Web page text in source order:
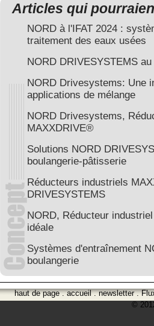
Articles qui
NORD à l'IFAT 2024 :
traitement des eaux usées
NORD DRIVESYSTEMS
NORD Drivesystems: Une
applications de mélange
NORD Drivesystems,
MAXXDRIVE®
Solutions NORD
boulangerie-pâtisserie
Réducteurs industriels
DRIVESYSTEMS
NORD, Réducteur
idéale
Systèmes d'entraînement
boulangerie
haut de page.accueil.newsletter.
©